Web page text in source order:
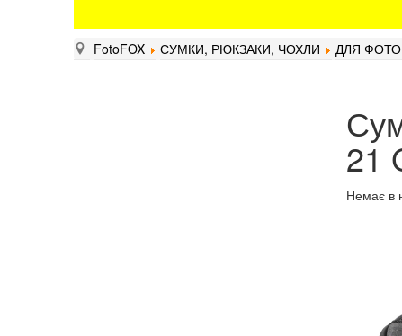
FotoFOX СУМКИ, РЮКЗАКИ, ЧОХЛИ ДЛЯ ФОТО
21
Немає в